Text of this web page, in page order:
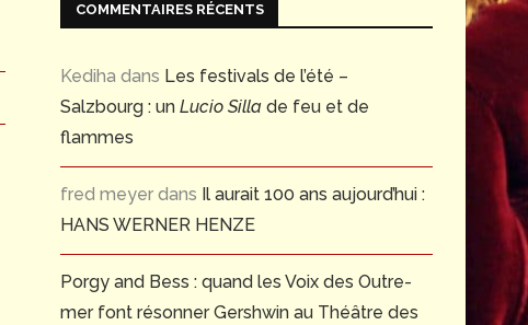
COMMENTAIRES RÉCENTS
Kediha dans Les festivals de l’été –
Salzbourg : un Lucio Silla de feu et de
flammes
fred meyer dans Il aurait 100 ans aujourd’hui :
HANS WERNER HENZE
Porgy and Bess : quand les Voix des Outre-
mer font résonner Gershwin au Théâtre des